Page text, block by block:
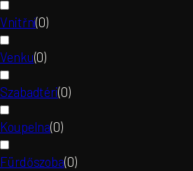
Vnitřní(0)
Venku(0)
Szabadtéri(0)
Koupelna(0)
Fürdőszoba(0)